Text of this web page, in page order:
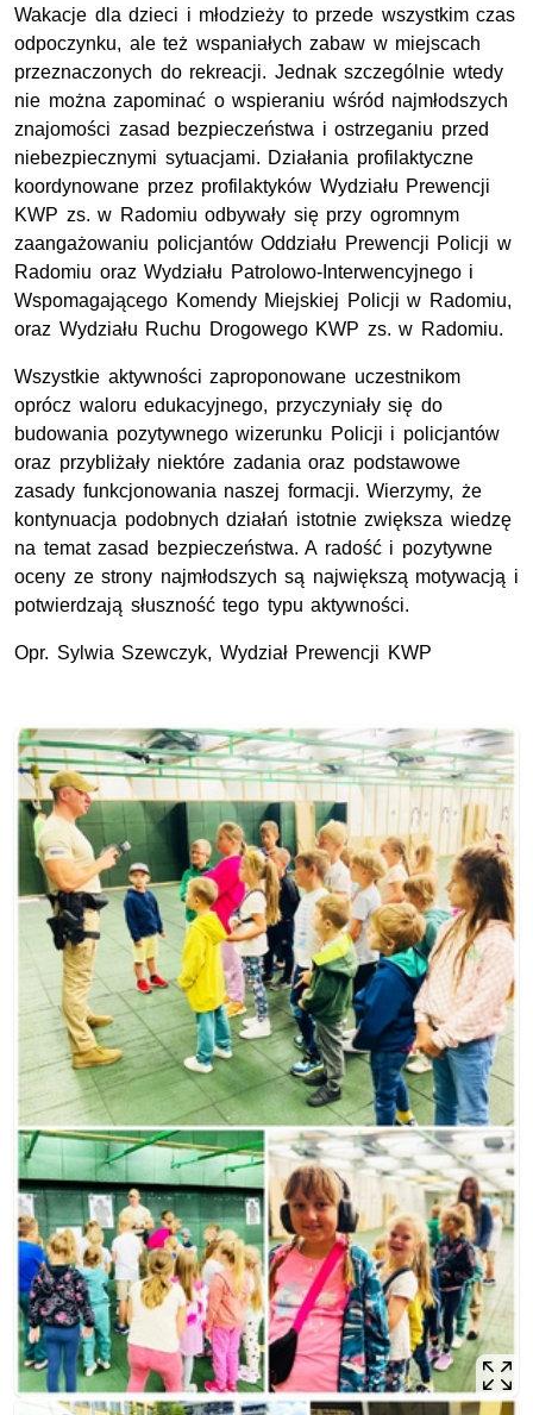
Wakacje dla dzieci i młodzieży to przede wszystkim czas
odpoczynku, ale też wspaniałych zabaw w miejscach
przeznaczonych do rekreacji. Jednak szczególnie wtedy
nie można zapominać o wspieraniu wśród najmłodszych
znajomości zasad bezpieczeństwa i ostrzeganiu przed
niebezpiecznymi sytuacjami. Działania profilaktyczne
koordynowane przez profilaktyków Wydziału Prewencji
KWP zs. w Radomiu odbywały się przy ogromnym
zaangażowaniu policjantów Oddziału Prewencji Policji w
Radomiu oraz Wydziału Patrolowo-Interwencyjnego i
Wspomagającego Komendy Miejskiej Policji w Radomiu,
oraz Wydziału Ruchu Drogowego KWP zs. w Radomiu.
Wszystkie aktywności zaproponowane uczestnikom
oprócz waloru edukacyjnego, przyczyniały się do
budowania pozytywnego wizerunku Policji i policjantów
oraz przybliżały niektóre zadania oraz podstawowe
zasady funkcjonowania naszej formacji. Wierzymy, że
kontynuacja podobnych działań istotnie zwiększa wiedzę
na temat zasad bezpieczeństwa. A radość i pozytywne
oceny ze strony najmłodszych są największą motywacją i
potwierdzają słuszność tego typu aktywności.
Opr. Sylwia Szewczyk, Wydział Prewencji KWP